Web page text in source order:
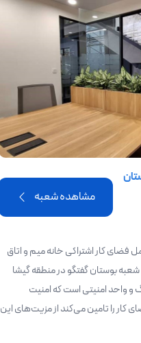
مشاهده شعبه
فضای کار اشتراکی خانه میم و اتاق
بوستان گفتگو در منطقه گیشا
و واحد امنیتی است که امنیت
کار را تامین می‌کند از مزیت‌های این